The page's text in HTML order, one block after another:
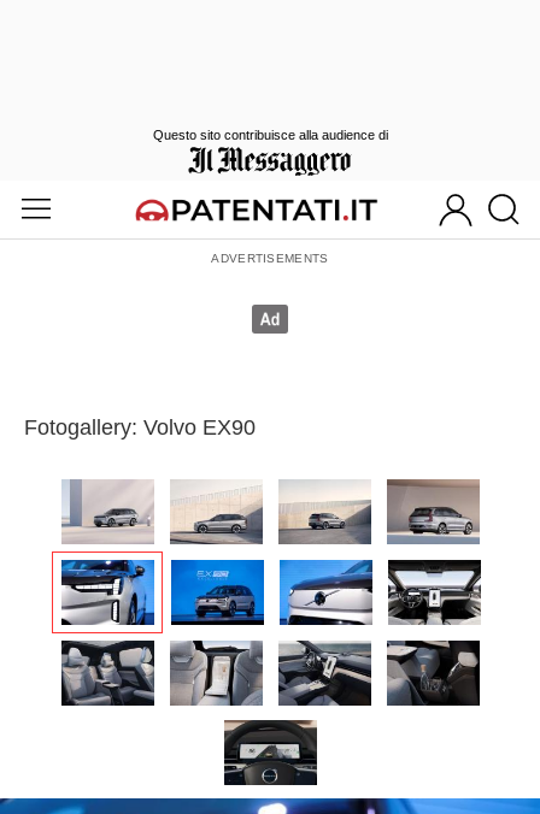
Fotogallery: Volvo EX90
Questo sito contribuisce alla audience di